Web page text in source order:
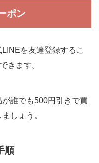
ポン
を友達登録するこ
きます。
誰でも500円引きで買
しょう。
順